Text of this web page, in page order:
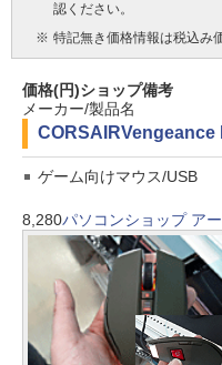
認ください。
※ 特記無き価格情報は税込み
価格(円)ショップ備考
メーカー/製品名
CORSAIRVengeance
ゲーム向けマウス/USB
8,280パソコンショップ ア